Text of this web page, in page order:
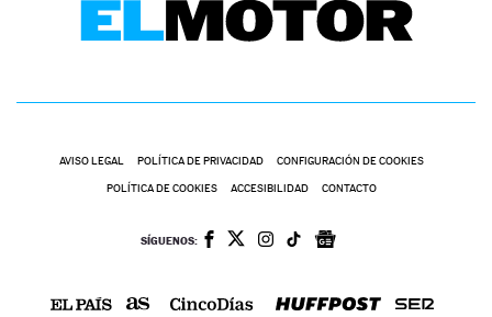
AVISO LEGAL POLÍTICA DE PRIVACIDAD CONFIGURACIÓN DE COOKIES
POLÍTICA DE COOKIES ACCESIBILIDAD CONTACTO
SÍGUENOS: